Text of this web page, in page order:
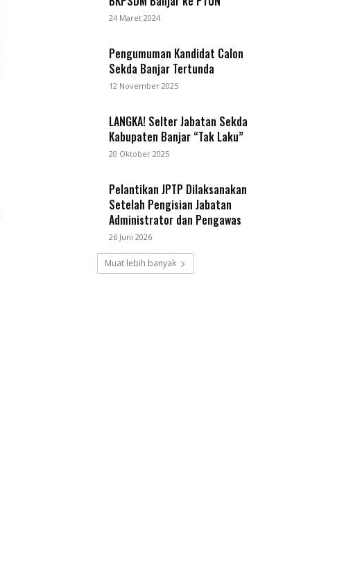
24 Maret 2024
Pengumuman Kandidat Calon
Sekda Banjar Tertunda
12 November 2025
LANGKA! Selter Jabatan Sekda
Kabupaten Banjar “Tak Laku”
20 Oktober 2025
Pelantikan JPTP Dilaksanakan
Setelah Pengisian Jabatan
Administrator dan Pengawas
26 Juni 2026
Muat lebih banyak